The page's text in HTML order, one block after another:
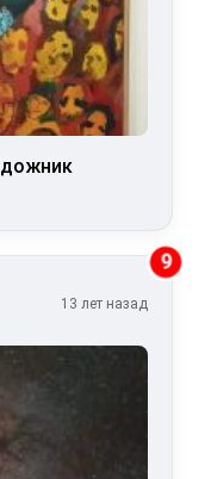
9
13 лет назад